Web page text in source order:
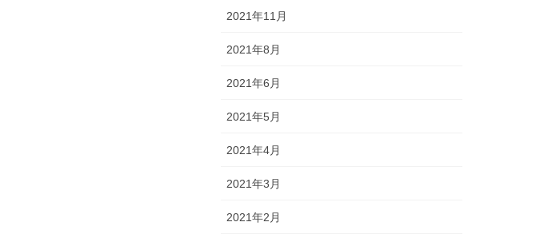
2021年11月
2021年8月
2021年6月
2021年5月
2021年4月
2021年3月
2021年2月